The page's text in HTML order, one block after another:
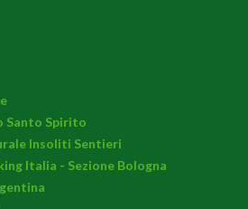
Santo Spirito
Insoliti Sentieri
Italia - Sezione Bologna